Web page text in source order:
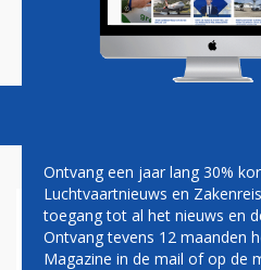
Magazine
GENERAL
Ontvang een jaar lang 30%
Luchtvaartnieuws en
toegang tot al het nieuws en
Ontvang tevens 12 maanden
Magazine in de mail of op de